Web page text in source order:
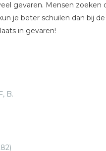
gevaren. Mensen zoeken
je beter schuilen dan bij de
in gevaren!
ook voor hen vaak heel
Schuilplaats.
B.